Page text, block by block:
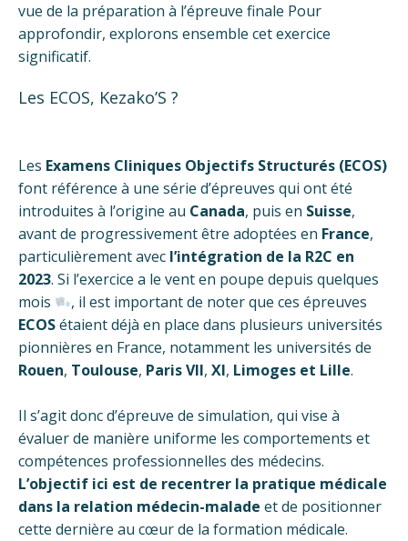
vue de la préparation à l’épreuve finale Pour
approfondir, explorons ensemble cet exercice
significatif.
Les ECOS, Kezako’S ?
Les Examens Cliniques Objectifs Structurés (ECOS)
font référence à une série d’épreuves qui ont été
introduites à l’origine au Canada, puis en Suisse,
avant de progressivement être adoptées en France,
particulièrement avec l’intégration de la R2C en
2023. Si l’exercice a le vent en poupe depuis quelques
mois
, il est important de noter que ces épreuves
ECOSétaient déjà en place dans plusieurs universités
pionnières en France, notamment les universités de
Rouen, Toulouse, Paris VII, XI, Limoges et Lille.
Il s’agit donc d’épreuve de simulation, qui vise à
évaluer de manière uniforme les comportements et
compétences professionnelles des médecins.
L’objectif ici est de recentrer la pratique médicale
dans la relation médecin-malade et de positionner
cette dernière au cœur de la formation médicale.